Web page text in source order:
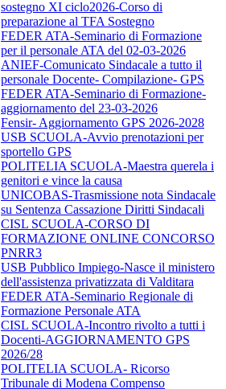
sostegno XI ciclo2026-Corso di
preparazione al TFA Sostegno
FEDER ATA-Seminario di Formazione
per il personale ATA del 02-03-2026
ANIEF-Comunicato Sindacale a tutto il
personale Docente- Compilazione- GPS
FEDER ATA-Seminario di Formazione-
aggiornamento del 23-03-2026
Fensir- Aggiornamento GPS 2026-2028
USB SCUOLA-Avvio prenotazioni per
sportello GPS
POLITELIA SCUOLA-Maestra querela i
genitori e vince la causa
UNICOBAS-Trasmissione nota Sindacale
su Sentenza Cassazione Diritti Sindacali
CISL SCUOLA-CORSO DI
FORMAZIONE ONLINE CONCORSO
PNRR3
USB Pubblico Impiego-Nasce il ministero
dell'assistenza privatizzata di Valditara
FEDER ATA-Seminario Regionale di
Formazione Personale ATA
CISL SCUOLA-Incontro rivolto a tutti i
Docenti-AGGIORNAMENTO GPS
2026/28
POLITELIA SCUOLA- Ricorso
Tribunale di Modena Compenso